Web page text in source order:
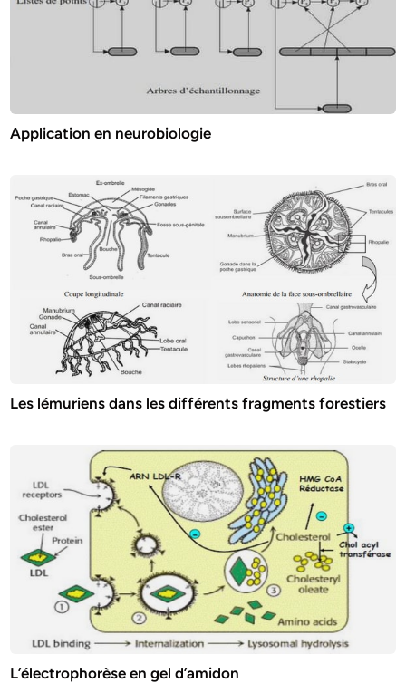
Application en neurobiologie
Les lémuriens dans les différents fragments forestiers
L’électrophorèse en gel d’amidon